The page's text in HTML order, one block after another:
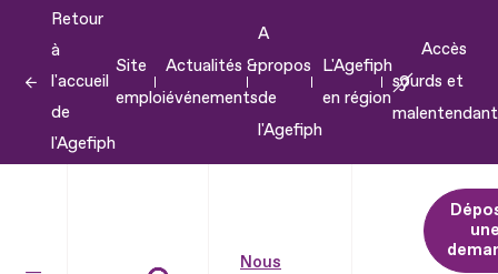
contenu
Retour
à
l'accueil
de
l'Agefiph
Site
emploi
Actualités &
événements
A
propos
de
l'Agefiph
L'Agefiph
en région
Accès
sourds et
Nous